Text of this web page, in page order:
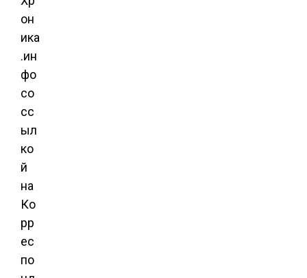
он
ика
.ин
фо
со
сс
ыл
ко
й
на
Ко
рр
ес
по